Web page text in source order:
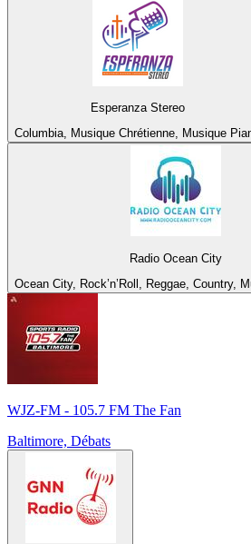
Esperanza Stereo
Columbia, Musique Chrétienne, Musique
Radio Ocean City
Ocean City, Rock’n’Roll, Reggae, Country,
WJZ-FM - 105.7 FM The Fan
Baltimore, Débats